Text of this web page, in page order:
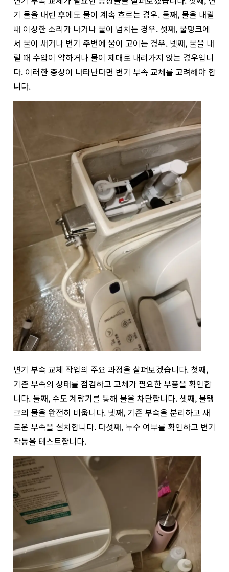
기 물을 내린 후에도 물이 계속 흐르는 경우. 둘째, 물을 내릴
때 이상한 소리가 나거나 물이 넘치는 경우. 셋째, 물탱크에
서 물이 새거나 변기 주변에 물이 고이는 경우. 넷째, 물을 내
릴 때 수압이 약하거나 물이 제대로 내려가지 않는 경우입니
다. 이러한 증상이 나타난다면 변기 부속 교체를 고려해야 합
니다.
변기 부속 교체 작업의 주요 과정을 살펴보겠습니다. 첫째,
기존 부속의 상태를 점검하고 교체가 필요한 부품을 확인합
니다. 둘째, 수도 계량기를 통해 물을 차단합니다. 셋째, 물탱
크의 물을 완전히 비웁니다. 넷째, 기존 부속을 분리하고 새
로운 부속을 설치합니다. 다섯째, 누수 여부를 확인하고 변기
작동을 테스트합니다.